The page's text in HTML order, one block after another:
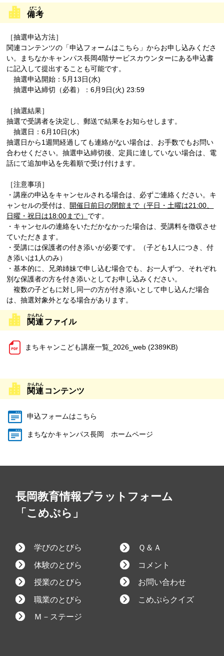
備考
［抽選申込方法］
関連コンテンツの「申込フォームはこちら」からお申し込みくださ
い。まちなかキャンパス長岡4階サービスカウンターにある申込書
に記入して提出することも可能です。
抽選申込開始：5月13日(水)
抽選申込締切（必着）：6月9日(火) 23:59
［抽選結果］
抽選で受講者を決定し、郵送で結果をお知らせします。
抽選日：6月10日(水)
抽選日から1週間経過しても連絡がない場合は、お手数でもお問い
合わせください。抽選申込締切後、定員に達していない場合は、電
話にて追加申込を先着順で受け付けます。
［注意事項］
・講座の申込をキャンセルされる場合は、必ずご連絡ください。キ
ャンセルの受付は、 開催日前日の閉館まで（平日・土曜は21:00、
日曜・祝日は18:00まで） です。
・キャンセルの連絡をいただかなかった場合は、受講料を徴収させ
ていただきます。
・受講には保護者の付き添いが必要です。（子ども1人につき、付
き添いは1人のみ）
・基本的に、兄弟姉妹で申し込む場合でも、お一人ずつ、それぞれ
別な保護者の方を付き添いとしてお申し込みください。
複数の子どもに対し同一の方が付き添いとして申し込んだ場合
は、抽選対象外となる場合があります。
関連ファイル
まちキャンこども講座一覧_2026_web (2389KB)
関連 コンテンツ
申込フォームはこちら
まちなかキャンパス長岡 ホームページ
長岡教育情報プラットフォーム
「こめぷら」
学びのとびら
体験のとびら
授業のとびら
職業のとびら
Ｍ－ステージ
Ｑ＆Ａ
コメント
お問い合わせ
こめぷらクイズ